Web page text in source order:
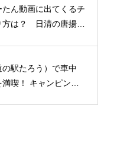
ん動画に出てくるチ
方は？ 日清の唐揚げ
駅たろう）で車中
喫！ キャンピング